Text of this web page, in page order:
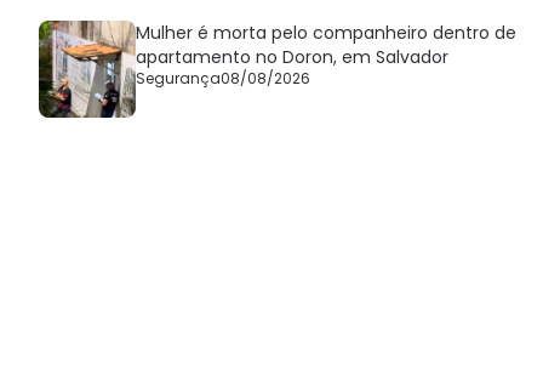
Mulher é morta pelo companheiro dentro de
apartamento no Doron, em Salvador
Segurança08/08/2026